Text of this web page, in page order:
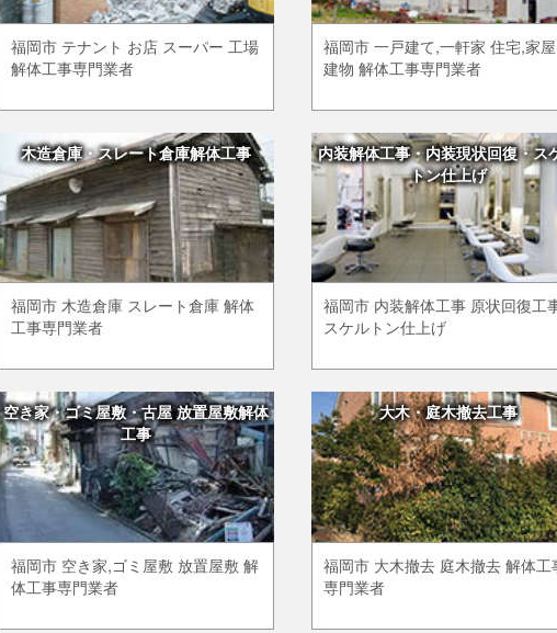
福岡市 テナント お店 スーパー 工場
解体工事専門業者
福岡市 一戸建て,一軒家 住宅,家
建物 解体工事専門業者
木造倉庫・スレート倉庫解体工事
福岡市 木造倉庫 スレート倉庫 解体
工事専門業者
内装解体工事・内装現状回復・ス
トン仕上げ
福岡市 内装解体工事 原状回復工
スケルトン仕上げ
空き家・ゴミ屋敷・古屋 放置屋敷解体
工事
福岡市 空き家,ゴミ屋敷 放置屋敷 解
体工事専門業者
大木・庭木撤去工事
福岡市 大木撤去 庭木撤去 解体工
専門業者